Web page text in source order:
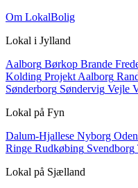
Om LokalBolig
Lokal i Jylland
Aalborg Børkop Brande
Kolding Projekt Aalborg
Sønderborg Søndervig Vejle
Lokal på Fyn
Dalum-Hjallese Nyborg
Ringe Rudkøbing Svendborg
Lokal på Sjælland